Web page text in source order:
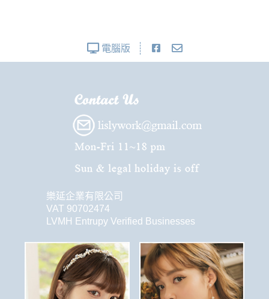
電腦版
樂延企業有限公司
VAT 90702474
LVMH Entrupy Verified Businesses